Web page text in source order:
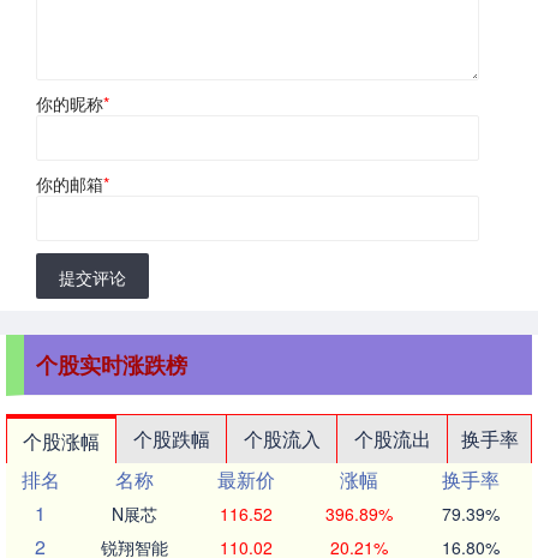
你的昵称*
你的邮箱*
提交评论
个股实时涨跌榜
个股涨幅 个股跌幅 个股流入 个股流出
换手率
排名
名称 最新价 涨幅
换手率
1
N展芯 116.52 396.89% 79.39%
2 锐翔智能 110.02 20.21% 16.80%